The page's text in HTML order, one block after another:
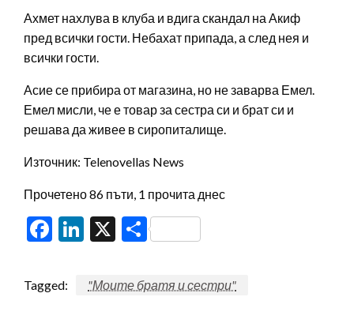
Ахмет нахлува в клуба и вдига скандал на Акиф
пред всички гости. Небахат припада, а след нея и
всички гости.
Асие се прибира от магазина, но не заварва Емел.
Емел мисли, че е товар за сестра си и брат си и
решава да живее в сиропиталище.
Източник: Telenovellas News
Прочетено 86 пъти, 1 прочита днес
Facebook
LinkedIn
X Share
Tagged: "Моите братя и сестри"